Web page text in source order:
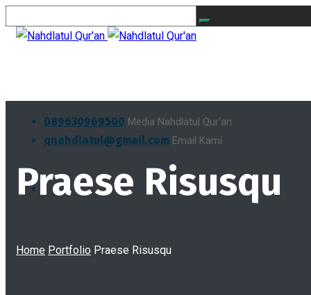
089630969500 Media Nahdlatul Qur'an
qnahdlatul@gmail.com Email Kami
Praese Risusqu
Home Portfolio Praese Risusqu